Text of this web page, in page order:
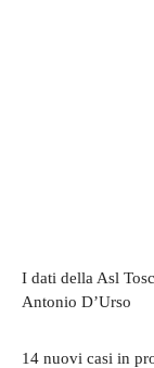
I dati della Asl
Antonio D’Urso
14 nuovi casi in